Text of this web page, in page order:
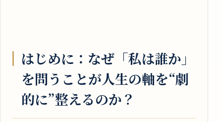
はじめに：なぜ「私は誰か」
を問うことが人生の軸を“劇
的に”整えるのか？